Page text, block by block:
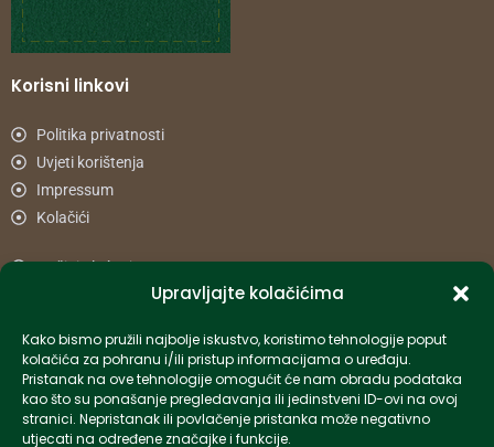
Upravljajte kolačićima
Kako bismo pružili najbolje iskustvo, koristimo tehnologije poput
kolačića za pohranu i/ili pristup informacijama o uređaju.
Pristanak na ove tehnologije omogućit će nam obradu podataka
kao što su ponašanje pregledavanja ili jedinstveni ID-ovi na ovoj
stranici. Nepristanak ili povlačenje pristanka može negativno
utjecati na određene značajke i funkcije.
Korisni linkovi
Politika privatnosti
Uvjeti korištenja
Impressum
Kolačići
Načini plaćanja
Informacije
info-hr@kettner.com